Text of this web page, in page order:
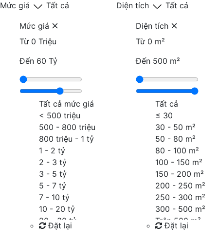
Mức giá Tất cả
Mức giá
Từ 0 Triệu
Đến 60 Tỷ
Tất cả mức giá
< 500 triệu
500 - 800 triệu
800 triệu - 1 tỷ
1 - 2 tỷ
2 - 3 tỷ
3 - 5 tỷ
5 - 7 tỷ
7 - 10 tỷ
10 - 20 tỷ
20 - 30 tỷ
30 - 40 tỷ
Đặt lại
Diện tích Tất cả
Diện tích
Từ 0 m²
Đến 500 m²
Tất cả
≤ 30
30 - 50 m²
50 - 80 m²
80 - 100 m²
100 - 150 m²
150 - 200 m²
200 - 250 m²
250 - 300 m²
300 - 500 m²
Trên 500 m²
Đặt lại